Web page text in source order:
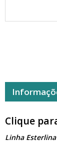
Clique
Linha